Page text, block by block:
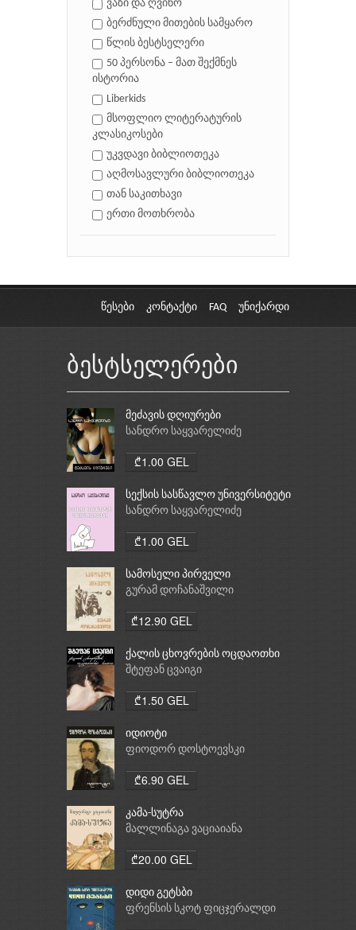
ვაზი და ღვინო
ბერძნული მითების სამყარო
წლის ბესტსელერი
50 პერსონა – მათ შექმნეს
ისტორია
Liberkids
მსოფლიო ლიტერატურის
კლასიკოსები
უკვდავი ბიბლიოთეკა
აღმოსავლური ბიბლიოთეკა
თან საკითხავი
ერთი მოთხრობა
წესები კონტაქტი FAQ უნიქარდი
ბესტსელერები
მეძავის დღიურები
სანდრო საყვარელიძე
₾1.00 GEL
სექსის სასწავლო უნივერსიტეტი
სანდრო საყვარელიძე
₾1.00 GEL
სამოსელი პირველი
გურამ დოჩანაშვილი
₾12.90 GEL
ქალის ცხოვრების ოცდაოთხი
საათი
შტეფან ცვაიგი
₾1.50 GEL
იდიოტი
ფიოდორ დოსტოევსკი
₾6.90 GEL
კამა-სუტრა
მალლინაგა ვაციაიანა
₾20.00 GEL
დიდი გეტსბი
ფრენსის სკოტ ფიცჯერალდი